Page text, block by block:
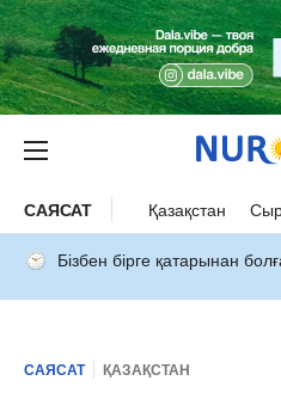
САЯСАТ Қазақстан
Бізбен бірге қатарынан
САЯСАТ ҚАЗАҚСТАН